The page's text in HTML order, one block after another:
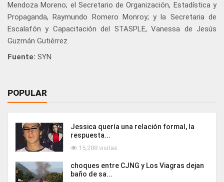
Mendoza Moreno; el Secretario de Organización, Estadística y
Propaganda, Raymundo Romero Monroy; y la Secretaria de
Escalafón y Capacitación del STASPLE, Vanessa de Jesús
Guzmán Gutiérrez.
Fuente: SYN
POPULAR
Jessica quería una relación formal, la
respuesta...
15,288 visitas
choques entre CJNG y Los Viagras dejan
baño de sa...